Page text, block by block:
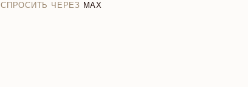
СПРОСИТЬ ЧЕРЕЗ MAX